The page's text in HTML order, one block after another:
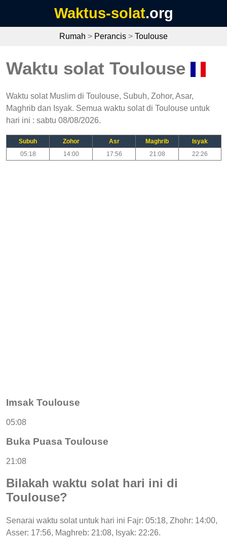
Waktus-solat.org
Rumah > Perancis > Toulouse
Waktu solat Toulouse
Waktu solat Muslim di Toulouse, Subuh, Zohor, Asar,
Maghrib dan Isyak. Semua waktu solat di Toulouse untuk
hari ini : sabtu 08/08/2026.
Subuh Zohor Asr Maghrib
Isyak
05:18
14:00 17:56 21:08 22:26
Imsak Toulouse
05:08
Buka Puasa Toulouse
21:08
Bilakah waktu solat hari ini di
Toulouse?
Senarai waktu solat untuk hari ini Fajr: 05:18, Zhohr: 14:00,
Asser: 17:56, Maghreb: 21:08, Isyak: 22:26.